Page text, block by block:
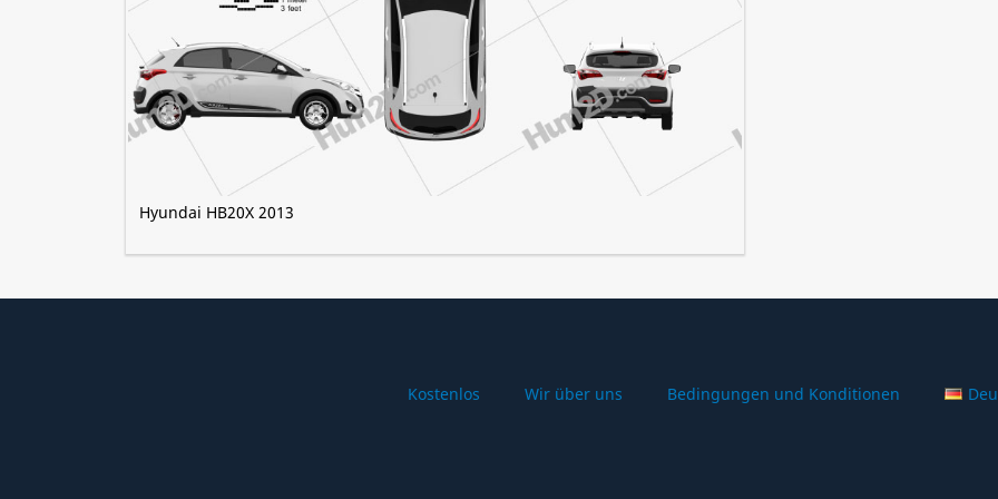
Hyundai HB20X 2013
Kostenlos Wir über uns Bedingungen und Konditionen